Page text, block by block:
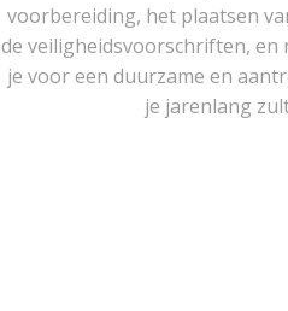
voorbereiding, het plaatsen
de veiligheidsvoorschriften,
je voor een duurzame en
je jarenlang